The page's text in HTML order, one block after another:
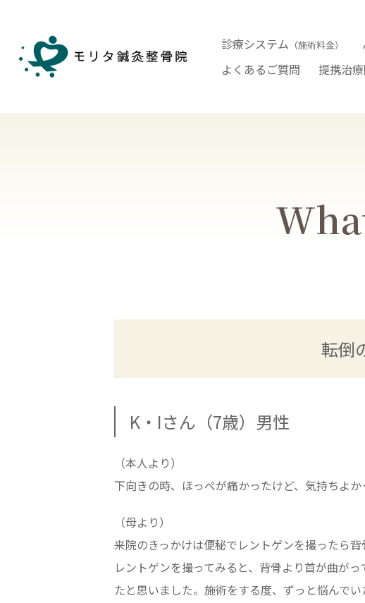
診療システム （施術料金）
よくあるご質問
提携治
転倒
K・Iさん（7歳）男性
（本人より）
下向きの時、ほっぺが痛かったけど、気持ちよか
（母より）
来院のきっかけは便秘でレントゲンを撮ったら
レントゲンを撮ってみると、背骨より首が曲が
たと思いました。施術をする度、ずっと悩んで